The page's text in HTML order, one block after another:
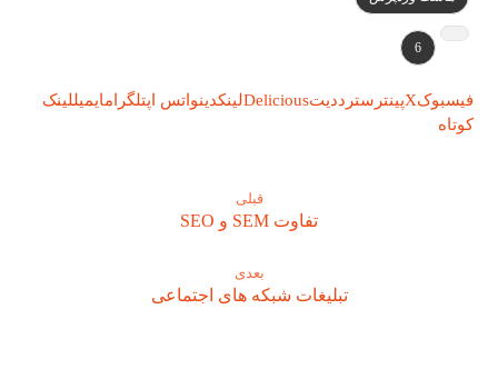
6
فیسبوکXپینترسترددیتDeliciousلینکدینواتس اپتلگرامایمیللینک
کوتاه
قبلی
تفاوت SEM و SEO
بعدی
تبلیغات شبکه های اجتماعی